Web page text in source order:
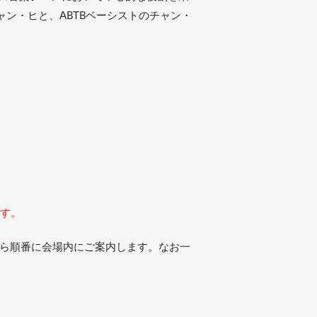
・ヒと、ABTBベーシストのチャン・
。
順番に会場内にご案内します。なお一